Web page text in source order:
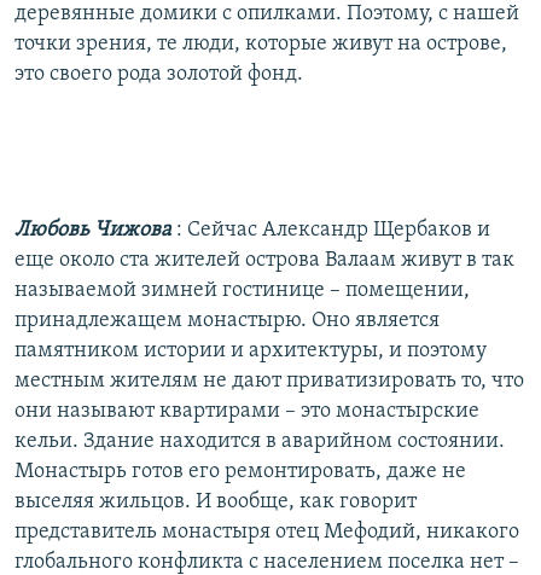
деревянные домики с опилками. Поэтому, с нашей
точки зрения, те люди, которые живут на острове,
это своего рода золотой фонд.
Любовь Чижова : Сейчас Александр Щербаков и
еще около ста жителей острова Валаам живут в так
называемой зимней гостинице – помещении,
принадлежащем монастырю. Оно является
памятником истории и архитектуры, и поэтому
местным жителям не дают приватизировать то, что
они называют квартирами – это монастырские
кельи. Здание находится в аварийном состоянии.
Монастырь готов его ремонтировать, даже не
выселяя жильцов. И вообще, как говорит
представитель монастыря отец Мефодий, никакого
глобального конфликта с населением поселка нет –